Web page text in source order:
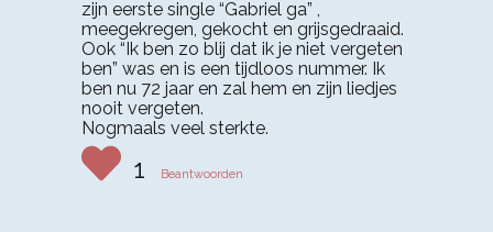
zijn eerste single “Gabriel ga” ,
meegekregen, gekocht en grijsgedraaid.
Ook “Ik ben zo blij dat ik je niet vergeten
ben” was en is een tijdloos nummer. Ik
ben nu 72 jaar en zal hem en zijn liedjes
nooit vergeten.
Nogmaals veel sterkte.
1 Beantwoorden